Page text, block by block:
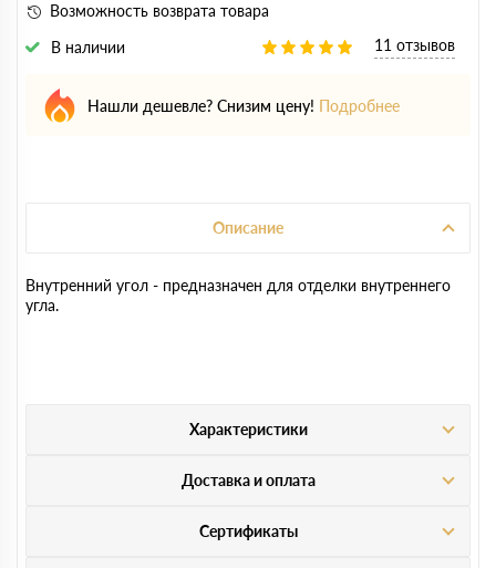
Возможность возврата товара
В наличии
11 отзывов
Нашли дешевле? Снизим цену! Подробнее
Описание
Внутренний угол - предназначен для отделки внутреннего
угла.
Характеристики
Доставка и оплата
Сертификаты